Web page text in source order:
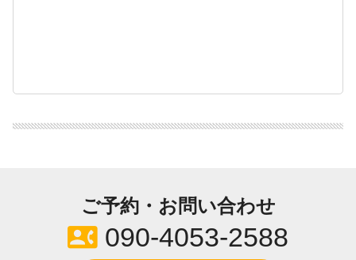
ご予約・お問い合わせ
contact_phone 090-4053-2588